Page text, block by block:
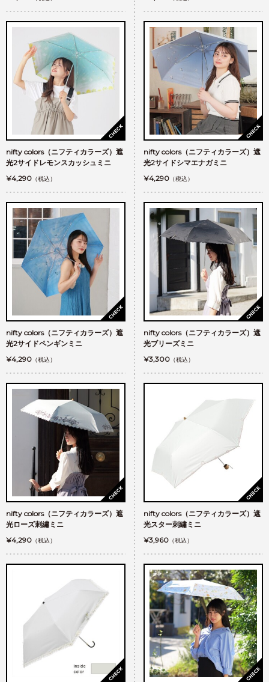
nifty colors（ニフティカラーズ）遮
光2サイドレモンスカッシュミニ
¥4,290 （税込）
nifty colors（ニフティカラーズ）遮
光2サイドシマエナガミニ
¥4,290 （税込）
nifty colors（ニフティカラーズ）遮
光2サイドペンギンミニ
¥4,290 （税込）
nifty colors（ニフティカラーズ）遮
光ブリーズミニ
¥3,300 （税込）
nifty colors（ニフティカラーズ）遮
光ローズ刺繡ミニ
¥4,290 （税込）
nifty colors（ニフティカラーズ）遮
光スター刺繡ミニ
¥3,960 （税込）